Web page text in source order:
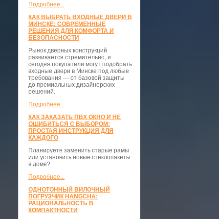
Подробнее...
КАК ВЫБРАТЬ ВХОДНЫЕ ДВЕРИ В
МИНСКЕ: СОВРЕМЕННЫЕ
РЕШЕНИЯ ДЛЯ КОМФОРТА И
БЕЗОПАСНОСТИ
Рынок дверных конструкций
развивается стремительно, и
сегодня покупатели могут подобрать
входные двери в Минске под любые
требования — от базовой защиты
до премиальных дизайнерских
решений.
Подробнее...
КАК ЗАКАЗАТЬ ПВХ ОКНО И НЕ
ОШИБИТЬСЯ С ВЫБОРОМ:
ПРОСТАЯ ИНСТРУКЦИЯ ДЛЯ
КАЖДОГО
Планируете заменить старые рамы
или установить новые стеклопакеты
в доме?
Подробнее...
ОДНОТОННЫЙ ВИЛОЧНЫЙ
ПОГРУЗЧИК HANGCHA:
РАЦИОНАЛЬНОСТЬ В
КОМПАКТНОСТИ